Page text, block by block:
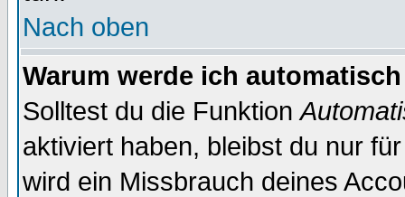
Nach oben
Warum werde ich
Solltest du die Funktion
aktiviert haben, bleibst du nur
wird ein Missbrauch deines